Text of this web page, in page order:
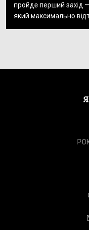
пройде перший захід
який максимально